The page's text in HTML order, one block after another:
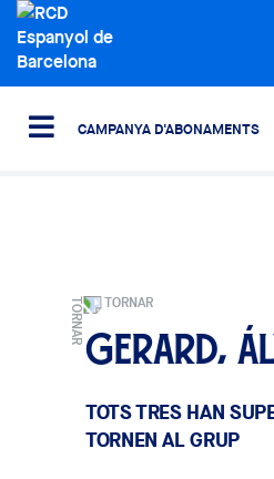
CAMPANYA D'ABONAMENTS
TORNAR
Gerard,
TOTS TRES HAN
TORNEN AL GRUP